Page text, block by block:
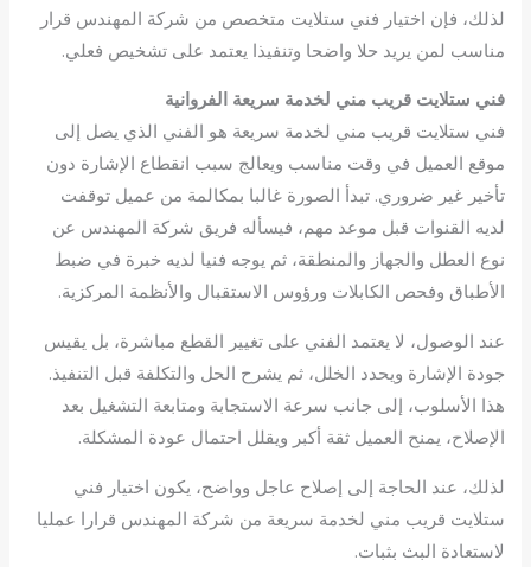
لذلك، فإن اختيار فني ستلايت متخصص من شركة المهندس قرار
مناسب لمن يريد حلا واضحا وتنفيذا يعتمد على تشخيص فعلي.
فني ستلايت قريب مني لخدمة سريعة الفروانية
فني ستلايت قريب مني لخدمة سريعة هو الفني الذي يصل إلى
موقع العميل في وقت مناسب ويعالج سبب انقطاع الإشارة دون
تأخير غير ضروري. تبدأ الصورة غالبا بمكالمة من عميل توقفت
لديه القنوات قبل موعد مهم، فيسأله فريق شركة المهندس عن
نوع العطل والجهاز والمنطقة، ثم يوجه فنيا لديه خبرة في ضبط
الأطباق وفحص الكابلات ورؤوس الاستقبال والأنظمة المركزية.
عند الوصول، لا يعتمد الفني على تغيير القطع مباشرة، بل يقيس
جودة الإشارة ويحدد الخلل، ثم يشرح الحل والتكلفة قبل التنفيذ.
هذا الأسلوب، إلى جانب سرعة الاستجابة ومتابعة التشغيل بعد
الإصلاح، يمنح العميل ثقة أكبر ويقلل احتمال عودة المشكلة.
لذلك، عند الحاجة إلى إصلاح عاجل وواضح، يكون اختيار فني
ستلايت قريب مني لخدمة سريعة من شركة المهندس قرارا عمليا
لاستعادة البث بثبات.